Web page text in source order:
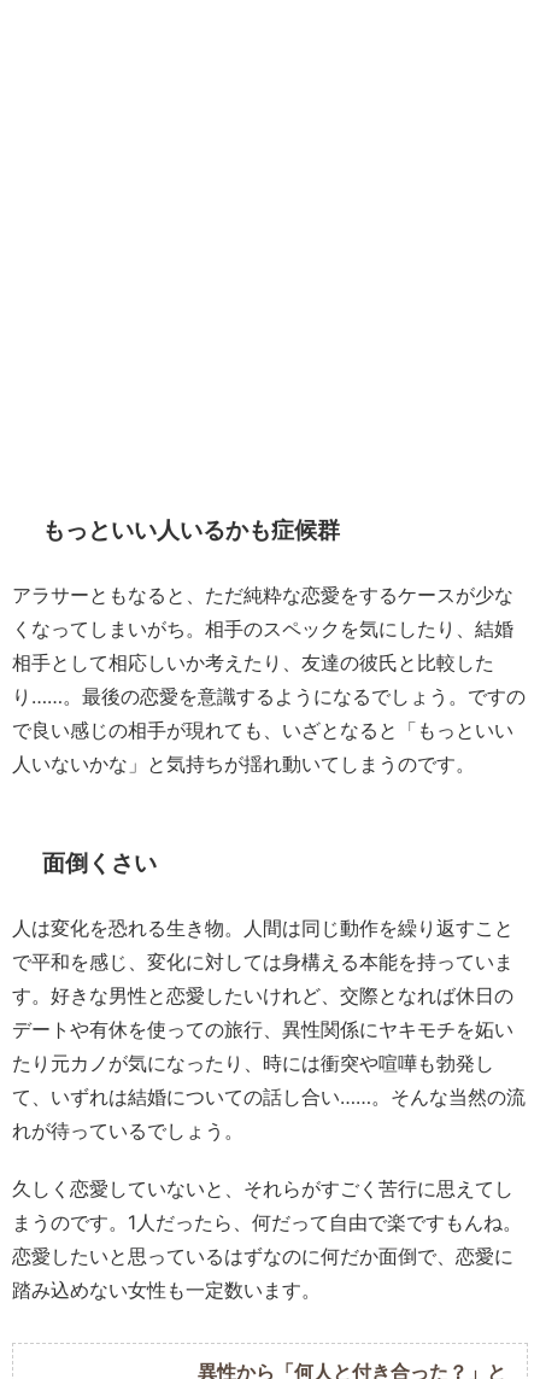
もっといい人いるかも症候群
アラサーともなると、ただ純粋な恋愛をするケースが少な
くなってしまいがち。相手のスペックを気にしたり、結婚
相手として相応しいか考えたり、友達の彼氏と比較した
り……。最後の恋愛を意識するようになるでしょう。ですの
で良い感じの相手が現れても、いざとなると「もっといい
人いないかな」と気持ちが揺れ動いてしまうのです。
面倒くさい
人は変化を恐れる生き物。人間は同じ動作を繰り返すこと
で平和を感じ、変化に対しては身構える本能を持っていま
す。好きな男性と恋愛したいけれど、交際となれば休日の
デートや有休を使っての旅行、異性関係にヤキモチを妬い
たり元カノが気になったり、時には衝突や喧嘩も勃発し
て、いずれは結婚についての話し合い……。そんな当然の流
れが待っているでしょう。
久しく恋愛していないと、それらがすごく苦行に思えてし
まうのです。1人だったら、何だって自由で楽ですもんね。
恋愛したいと思っているはずなのに何だか面倒で、恋愛に
踏み込めない女性も一定数います。
異性から「何人と付き合った？」と